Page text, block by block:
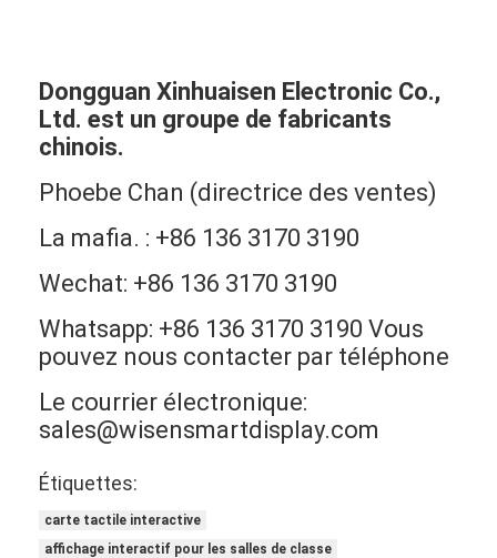
Dongguan Xinhuaisen Electronic Co.,
Ltd. est un groupe de fabricants
chinois.
Phoebe Chan (directrice des ventes)
La mafia. : +86 136 3170 3190
Wechat: +86 136 3170 3190
Whatsapp: +86 136 3170 3190 Vous
pouvez nous contacter par téléphone
Le courrier électronique:
sales@wisensmartdisplay.com
Étiquettes:
carte tactile interactive
affichage interactif pour les salles de classe